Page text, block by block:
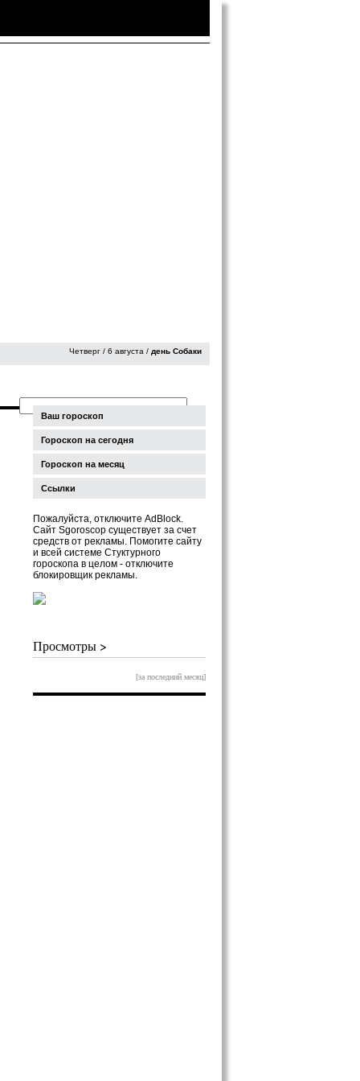
Четверг / 6 августа / день Собаки
Ваш гороскоп
Гороскоп на сегодня
Гороскоп на месяц
Ссылки
Пожалуйста, отключите AdBlock.
Сайт Sgoroscop существует за счет
средств от рекламы. Помогите сайту
и всей системе Стуктурного
гороскопа в целом - отключите
блокировщик рекламы.
Просмотры >
[за последний месяц]